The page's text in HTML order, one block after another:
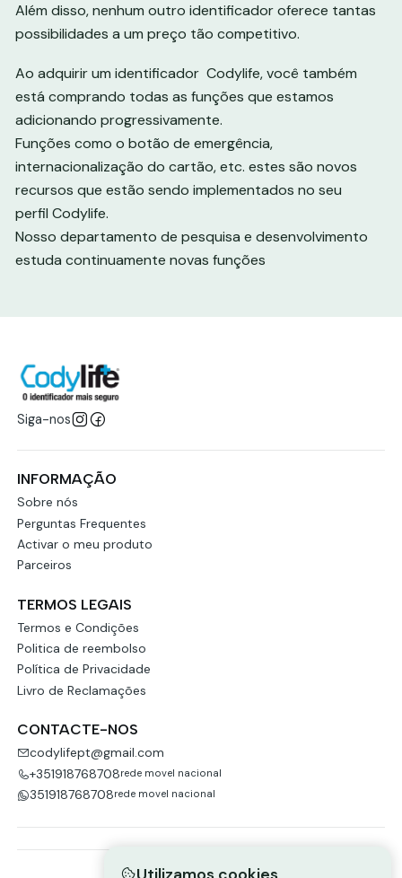
Além disso, nenhum outro identificador oferece tantas
possibilidades a um preço tão competitivo.
Ao adquirir um identificador Codylife, você também
está comprando todas as funções que estamos
adicionando progressivamente.
Funções como o botão de emergência,
internacionalização do cartão, etc. estes são novos
recursos que estão sendo implementados no seu
perfil Codylife.
Nosso departamento de pesquisa e desenvolvimento
estuda continuamente novas funções
Siga-nos
INFORMAÇÃO
Sobre nós
Perguntas Frequentes
Activar o meu produto
Parceiros
TERMOS LEGAIS
Termos e Condições
Politica de reembolso
Política de Privacidade
Livro de Reclamações
CONTACTE-NOS
codylifept@gmail.com
+351918768708rede movel nacional
351918768708rede movel nacional